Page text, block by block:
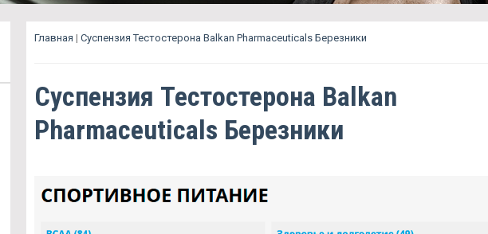
Главная | Суспензия Тестостерона Balkan Pharmaceuticals Березники
Суспензия Тестостерона Balkan
Pharmaceuticals Березники